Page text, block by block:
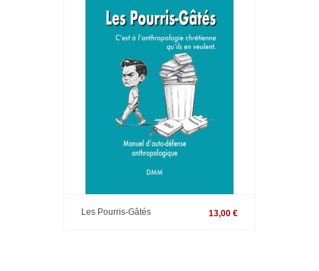
Les Pourris-Gâtés 13,00 €